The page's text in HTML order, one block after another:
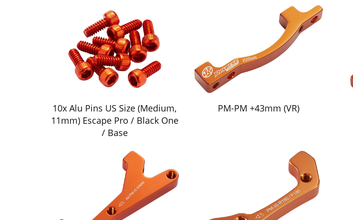
10x Alu Pins US Size (Medium,
11mm) Escape Pro / Black One
/ Base
PM-PM +43mm (VR)